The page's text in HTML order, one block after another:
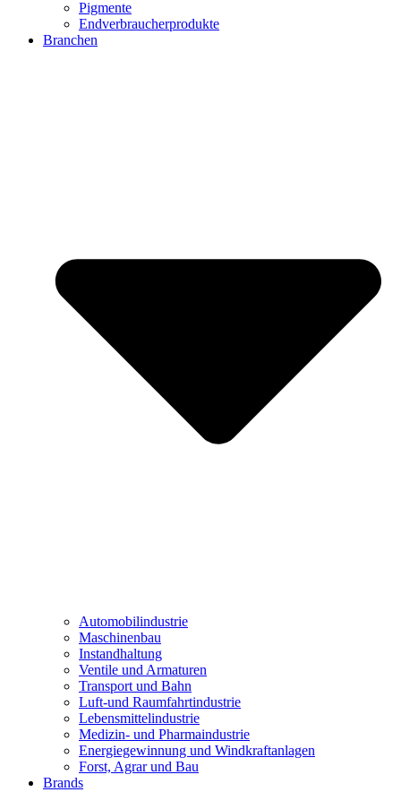
Pigmente
Endverbraucherprodukte
Branchen
Automobilindustrie
Maschinenbau
Instandhaltung
Ventile und Armaturen
Transport und Bahn
Luft-und Raumfahrtindustrie
Lebensmittelindustrie
Medizin- und Pharmaindustrie
Energiegewinnung und Windkraftanlagen
Forst, Agrar und Bau
Brands